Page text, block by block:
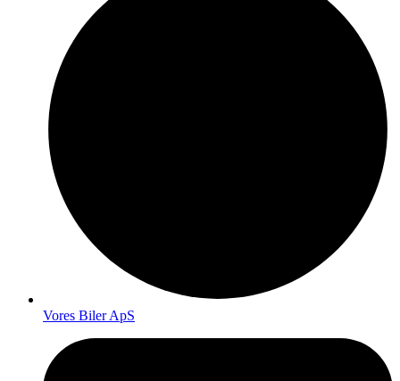
Vores Biler ApS